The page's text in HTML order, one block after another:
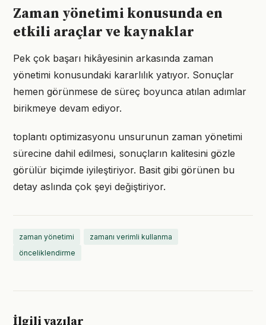
Zaman yönetimi konusunda en
etkili araçlar ve kaynaklar
Pek çok başarı hikâyesinin arkasında zaman
yönetimi konusundaki kararlılık yatıyor. Sonuçlar
hemen görünmese de süreç boyunca atılan adımlar
birikmeye devam ediyor.
toplantı optimizasyonu unsurunun zaman yönetimi
sürecine dahil edilmesi, sonuçların kalitesini gözle
görülür biçimde iyileştiriyor. Basit gibi görünen bu
detay aslında çok şeyi değiştiriyor.
zaman yönetimi
zamanı verimli kullanma
önceliklendirme
İlgili yazılar